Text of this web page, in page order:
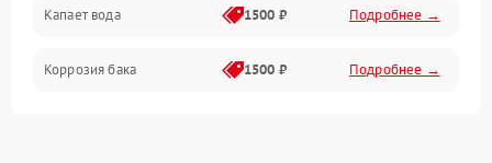
Капает вода 1500 ₽ Подробнее →
Коррозия бака 1500 ₽ Подробнее →